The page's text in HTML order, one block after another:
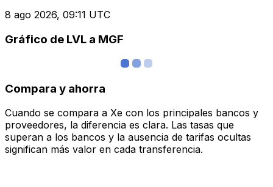
8 ago 2026, 09:11 UTC
Gráfico de LVL a MGF
Compara y ahorra
Cuando se compara a Xe con los principales bancos y
proveedores, la diferencia es clara. Las tasas que
superan a los bancos y la ausencia de tarifas ocultas
significan más valor en cada transferencia.